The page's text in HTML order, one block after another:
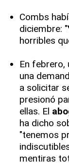
Combs
diciembre: "
horribles
En febrero,
una
a solicitar
presionó
ellas. El
ha dicho
"tenemos
mentiras